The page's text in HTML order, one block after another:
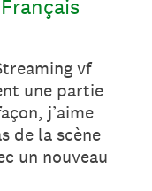
vf
une partie
j’aime
de la scène
un nouveau